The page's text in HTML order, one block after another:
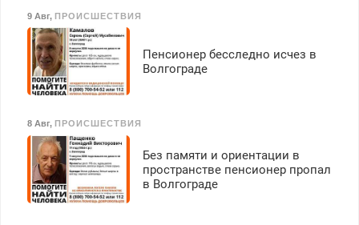
9 Авг, ПРОИСШЕСТВИЯ
Пенсионер бесследно исчез в
Волгограде
8 Авг, ПРОИСШЕСТВИЯ
Без памяти и ориентации в
пространстве пенсионер пропал
в Волгограде